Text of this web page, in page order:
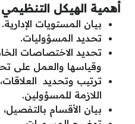
أهمية الهيكل التنظيمي
بيان المستويات الإدارية.
تحديد المسؤوليات.
تحديد الاختصاصات
وقياسها والعمل على
ترتيب وتحديد
اللازمة للمسؤولين.
بيان الأقسام بالتفصيل،